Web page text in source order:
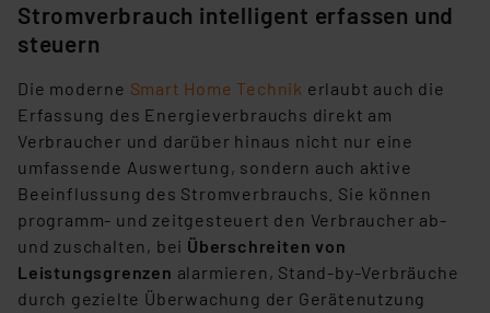
Stromverbrauch intelligent erfassen und
steuern
Die moderne Smart Home Technik erlaubt auch die
Erfassung des Energieverbrauchs direkt am
Verbraucher und darüber hinaus nicht nur eine
umfassende Auswertung, sondern auch aktive
Beeinflussung des Stromverbrauchs. Sie können
programm- und zeitgesteuert den Verbraucher ab-
und zuschalten, bei Überschreiten von
Leistungsgrenzen alarmieren, Stand-by-Verbräuche
durch gezielte Überwachung der Gerätenutzung